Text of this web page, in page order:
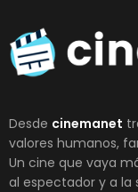
Desde cinemanet
valores humanos,
Un cine que vaya
al espectador y a la